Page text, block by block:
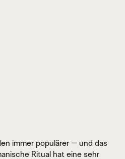
immer populärer – und das
Ritual hat eine sehr